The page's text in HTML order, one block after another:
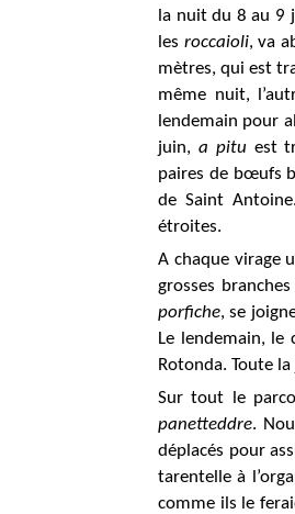
la nuit du 8 au 9
les roccaioli, va
mètres, qui est
même nuit,
lendemain pour
juin, a pitu est
paires de bœufs
de Saint
étroites.
A chaque virage
grosses
porfiche, se
Le lendemain,
Rotonda. Toute
Sur tout le
panetteddre.
déplacés pour
tarentelle à
comme ils le